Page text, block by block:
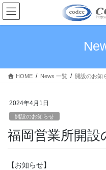
コ
ン
テ
ス
ナ
ビ
ゲ
ン
HOME News 一覧 開設のお知
2024年4月1日
開設のお知らせ
福岡営業所開
【お知らせ】